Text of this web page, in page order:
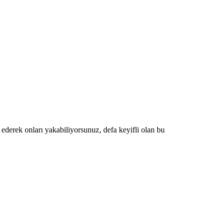
ederek onları yakabiliyorsunuz, defa keyifli olan bu